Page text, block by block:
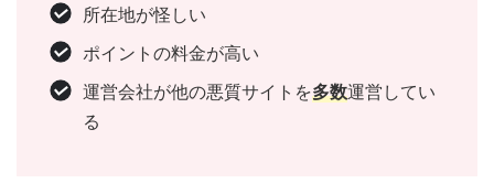
所在地が怪しい
ポイントの料金が高い
運営会社が他の悪質サイトを多数運営してい
る